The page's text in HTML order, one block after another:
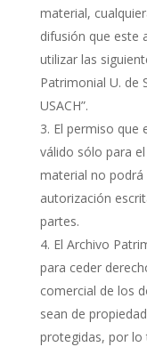
material,
difusión que este
utilizar las
Patrimonial U. de
USACH”.
El permiso que
válido sólo para
material no podrá
autorización
partes.
El Archivo
para ceder
comercial de los
sean de
protegidas, por